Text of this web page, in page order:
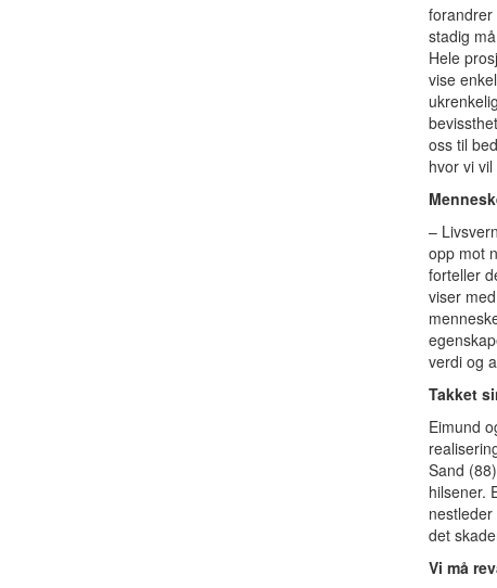
forandrer
stadig
Hele
vise
oss til
hvor vi
–
opp mot
forteller
viser
verdi og
Takket
Eimund
Sand
hilsener.
det
Vi må